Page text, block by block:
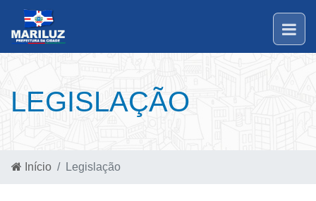
LEGISLAÇÃO
Início Legislação